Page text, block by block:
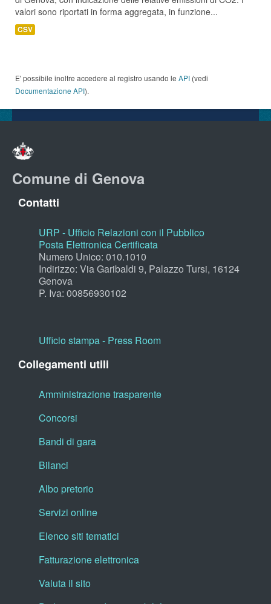
valori sono riportati in forma aggregata, in funzione...
CSV
E' possibile inoltre accedere al registro usando le API (vedi
Documentazione API).
Comune di Genova
Contatti
URP - Ufficio Relazioni con il Pubblico
Posta Elettronica Certificata
Numero Unico: 010.1010
Indirizzo: Via Garibaldi 9, Palazzo Tursi, 16124
Genova
P. Iva: 00856930102
Ufficio stampa - Press Room
Collegamenti utili
Amministrazione trasparente
Concorsi
Bandi di gara
Bilanci
Albo pretorio
Servizi online
Elenco siti tematici
Fatturazione elettronica
Valuta il sito